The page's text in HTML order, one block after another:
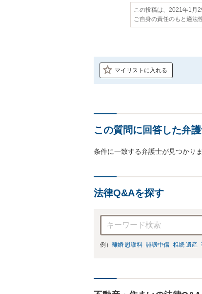
この投稿は、2021年1月
ご自身の責任のもと適法
マイリストに入れる
この質問に回答した弁
条件に一致する弁護士が見つかり
法律Q&Aを探す
例） 離婚 慰謝料 誹謗中傷 相続 遺産